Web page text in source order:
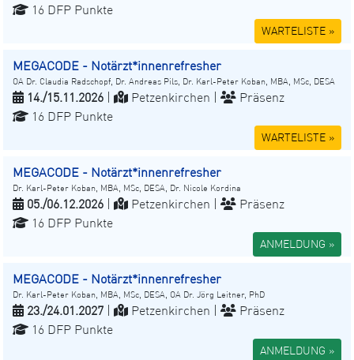
16 DFP Punkte
WARTELISTE »
MEGACODE - Notärzt*innenrefresher
OA Dr. Claudia Radschopf, Dr. Andreas Pils, Dr. Karl-Peter Koban, MBA, MSc, DESA
14./15.11.2026 Petzenkirchen |
Präsenz
16 DFP Punkte
WARTELISTE »
MEGACODE - Notärzt*innenrefresher
Dr. Karl-Peter Koban, MBA, MSc, DESA, Dr. Nicole Kordina
05./06.12.2026 Petzenkirchen |
Präsenz
16 DFP Punkte
ANMELDUNG »
MEGACODE - Notärzt*innenrefresher
Dr. Karl-Peter Koban, MBA, MSc, DESA, OA Dr. Jörg Leitner, PhD
23./24.01.2027 Petzenkirchen |
Präsenz
16 DFP Punkte
ANMELDUNG »